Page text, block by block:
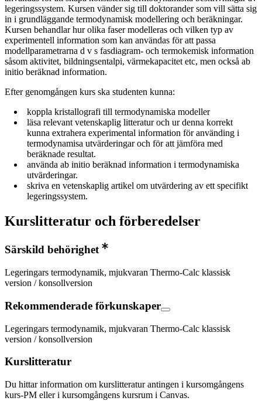
legeringssystem. Kursen vänder sig till doktorander som vill sätta sig
in i grundläggande termodynamisk modellering och beräkningar.
Kursen behandlar hur olika faser modelleras och vilken typ av
experimentell information som kan användas för att passa
modellparametrarna d v s fasdiagram- och termokemisk information
såsom aktivitet, bildningsentalpi, värmekapacitet etc, men också ab
initio beräknad information.
Efter genomgången kurs ska studenten kunna:
koppla kristallografi till termodynamiska modeller
läsa relevant vetenskaplig litteratur och ur denna korrekt
kunna extrahera experimental information för använding i
termodynamisa utvärderingar och för att jämföra med
beräknade resultat.
använda ab initio beräknad information i termodynamiska
utvärderingar.
skriva en vetenskaplig artikel om utvärdering av ett specifikt
legeringssystem.
Kurslitteratur och förberedelser
Särskild behörighet
Legeringars termodynamik, mjukvaran Thermo-Calc klassisk
version / konsollversion
Rekommenderade förkunskaper
Legeringars termodynamik, mjukvaran Thermo-Calc klassisk
version / konsollversion
Kurslitteratur
Du hittar information om kurslitteratur antingen i kursomgångens
kurs-PM eller i kursomgångens kursrum i Canvas.